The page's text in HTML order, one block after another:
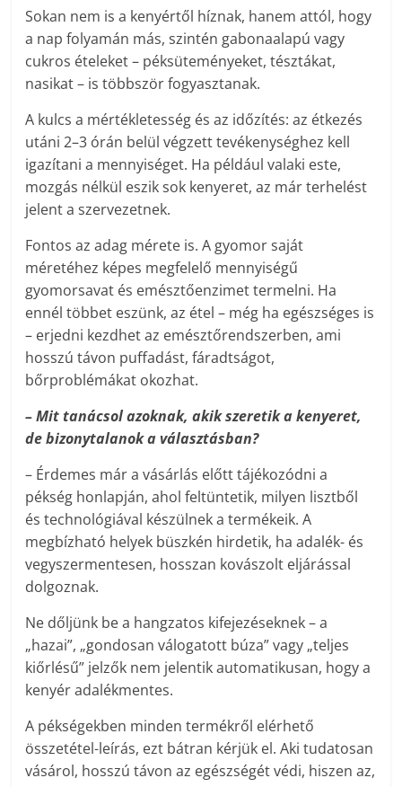
Sokan nem is a kenyértől híznak, hanem attól, hogy
a nap folyamán más, szintén gabonaalapú vagy
cukros ételeket – péksüteményeket, tésztákat,
nasikat – is többször fogyasztanak.
A kulcs a mértékletesség és az időzítés: az étkezés
utáni 2–3 órán belül végzett tevékenységhez kell
igazítani a mennyiséget. Ha például valaki este,
mozgás nélkül eszik sok kenyeret, az már terhelést
jelent a szervezetnek.
Fontos az adag mérete is. A gyomor saját
méretéhez képes megfelelő mennyiségű
gyomorsavat és emésztőenzimet termelni. Ha
ennél többet eszünk, az étel – még ha egészséges is
– erjedni kezdhet az emésztőrendszerben, ami
hosszú távon puffadást, fáradtságot,
bőrproblémákat okozhat.
– Mit tanácsol azoknak, akik szeretik a kenyeret,
de bizonytalanok a választásban?
– Érdemes már a vásárlás előtt tájékozódni a
pékség honlapján, ahol feltüntetik, milyen lisztből
és technológiával készülnek a termékeik. A
megbízható helyek büszkén hirdetik, ha adalék- és
vegyszermentesen, hosszan kovászolt eljárással
dolgoznak.
Ne dőljünk be a hangzatos kifejezéseknek – a
„hazai”, „gondosan válogatott búza” vagy „teljes
kiőrlésű” jelzők nem jelentik automatikusan, hogy a
kenyér adalékmentes.
A pékségekben minden termékről elérhető
összetétel-leírás, ezt bátran kérjük el. Aki tudatosan
vásárol, hosszú távon az egészségét védi, hiszen az,